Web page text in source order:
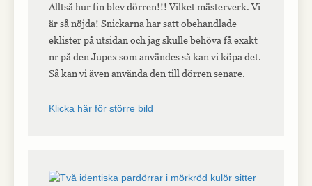
Alltså hur fin blev dörren!!! Vilket mästerverk. Vi
är så nöjda! Snickarna har satt obehandlade
eklister på utsidan och jag skulle behöva få exakt
nr på den Jupex som användes så kan vi köpa det.
Så kan vi även använda den till dörren senare.
Klicka här för större bild